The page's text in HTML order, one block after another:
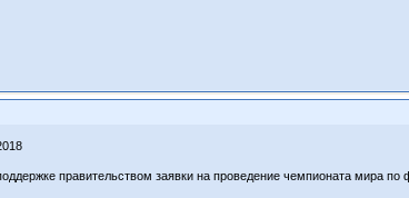
правительством заявки на проведение чемпионата мира по